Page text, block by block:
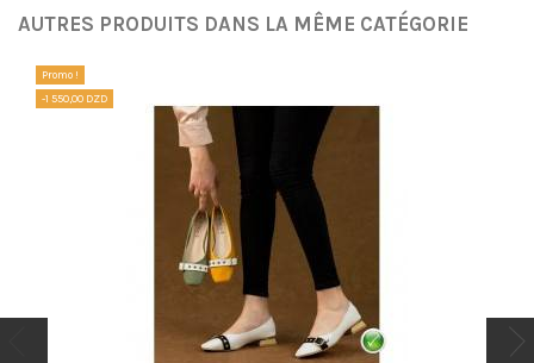
AUTRES PRODUITS DANS LA MÊME CATÉGORIE
Promo !
-1 550,00 DZD